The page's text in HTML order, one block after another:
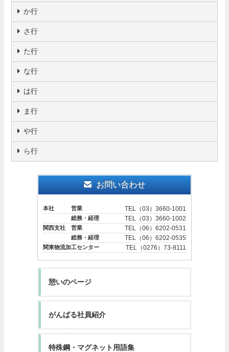
か行
さ行
た行
な行
は行
ま行
や行
ら行
お問い合わせ
本社 営業 TEL（03）3660-1001
総務・経理 TEL（03）3660-1002
関西支社 営業 TEL（06）6202-0531
総務・経理 TEL（06）6202-0535
関東物流加工センター TEL（0276）73-8111
憩いのページ
がんばる社員紹介
特殊鋼・マグネット用語集